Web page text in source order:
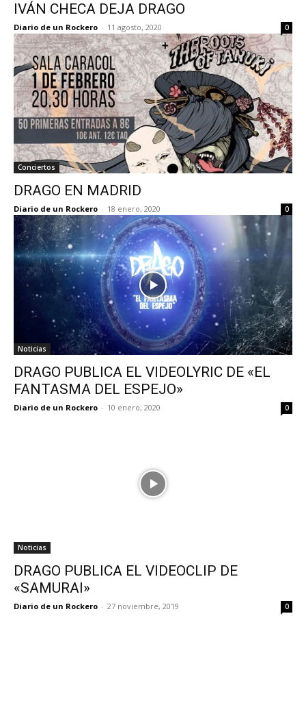
IVÁN CHECA DEJA DRAGO
Diario de un Rockero - 11 agosto, 2020 0
Conciertos
DRAGO EN MADRID
Diario de un Rockero - 18 enero, 2020 0
Noticias
DRAGO PUBLICA EL VIDEOLYRIC DE «EL
FANTASMA DEL ESPEJO»
Diario de un Rockero - 10 enero, 2020 0
Noticias
DRAGO PUBLICA EL VIDEOCLIP DE
«SAMURAI»
Diario de un Rockero - 27 noviembre, 2019 0